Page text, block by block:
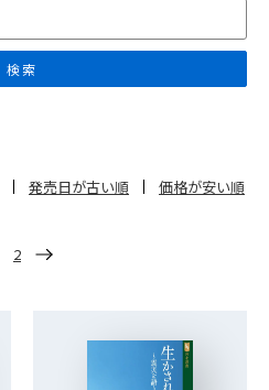
検索
発売日が古い順 価格が安い順
2